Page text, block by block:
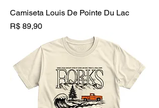
Camiseta Louis De Pointe Du Lac
Preço
R$ 89,90